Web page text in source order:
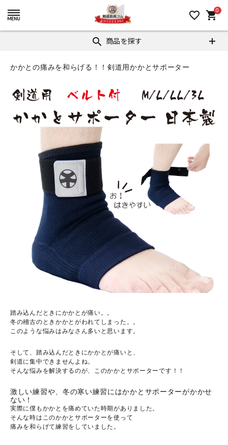
favorite_border 0
shopping_cart
search 商品を探す
かかとの痛みを和らげる！！剣道用かかとサポーター
踏み込んだときにかかとが痛い。。
冬の稽古のときかかとがわれてしまった。。
このような悩みはみなさん多いと思います。
そして、踏み込んだときにかかとが痛いと、
剣道に集中できませんよね。
そんな悩みを解決するのが、このかかとサポーターです！！
激しい練習や、冬の寒い練習にはかかとサポーターがかかせ
ない！
実際に僕もかかとを痛めていた時期がありました。
そんな時はこのかかとサポーターを使って
痛みを和らげて練習をしていました。